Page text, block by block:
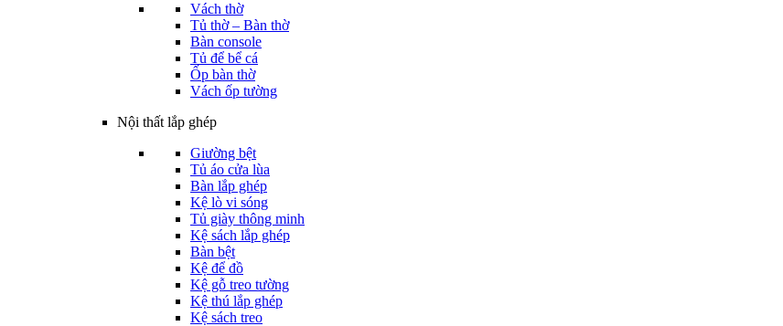
Vách thờ
Tủ thờ – Bàn thờ
Bàn console
Tủ để bể cá
Ốp bàn thờ
Vách ốp tường
Nội thất lắp ghép
Giường bệt
Tủ áo cửa lùa
Bàn lắp ghép
Kệ lò vi sóng
Tủ giày thông minh
Kệ sách lắp ghép
Bàn bệt
Kệ để đồ
Kệ gỗ treo tường
Kệ thú lắp ghép
Kệ sách treo